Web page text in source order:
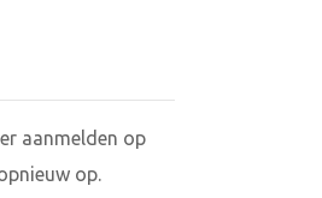
aanmelden op
op.